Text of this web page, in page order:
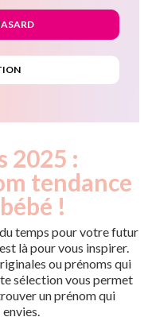
2025 :
tendance
!
du temps pour votre futur
là pour vous inspirer.
ou prénoms qui
sélection vous permet
un prénom qui